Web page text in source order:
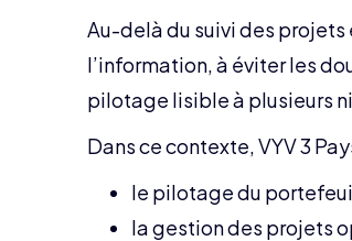
Au-delà du suivi des
l’information, à éviter les
pilotage lisible à plusieurs
Dans ce contexte, VYV 3
le pilotage du
la gestion des projets